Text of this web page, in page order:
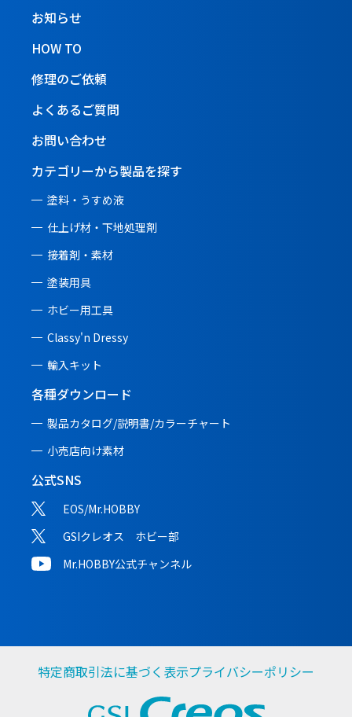
お知らせ
HOW TO
修理のご依頼
よくあるご質問
お問い合わせ
カテゴリーから製品を探す
塗料・うすめ液
仕上げ材・下地処理剤
接着剤・素材
塗装用具
ホビー用工具
Classy'n Dressy
輸入キット
各種ダウンロード
製品カタログ/説明書/カラーチャート
小売店向け素材
公式SNS
EOS/Mr.HOBBY
GSIクレオス ホビー部
Mr.HOBBY公式チャンネル
特定商取引法に基づく表示プライバシーポリシー